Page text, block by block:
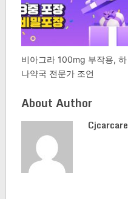
비아그라 100mg 부작용, 하
나약국 전문가 조언
About Author
Cjcarcare